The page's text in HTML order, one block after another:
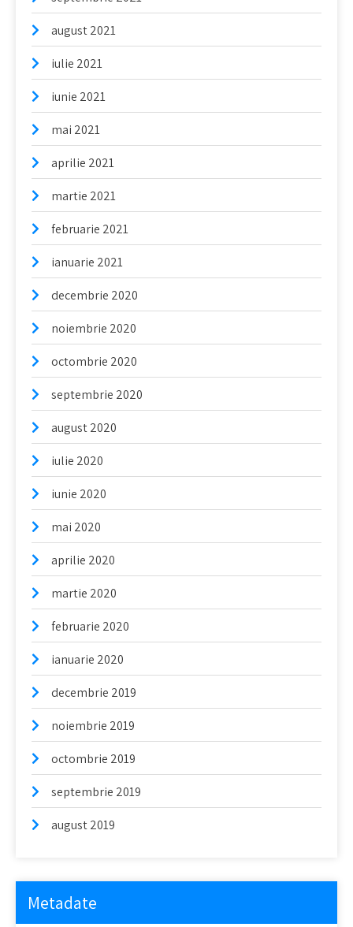
august 2021
iulie 2021
iunie 2021
mai 2021
aprilie 2021
martie 2021
februarie 2021
ianuarie 2021
decembrie 2020
noiembrie 2020
octombrie 2020
septembrie 2020
august 2020
iulie 2020
iunie 2020
mai 2020
aprilie 2020
martie 2020
februarie 2020
ianuarie 2020
decembrie 2019
noiembrie 2019
octombrie 2019
septembrie 2019
august 2019
Metadate